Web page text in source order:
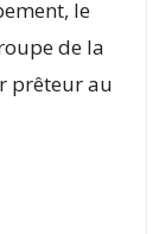
le
de la
prêteur au